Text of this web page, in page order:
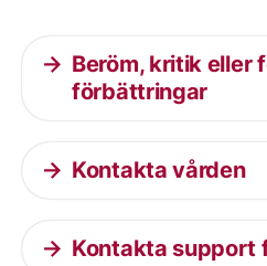
Beröm, kritik eller
förbättringar
Kontakta vården
Kontakta support